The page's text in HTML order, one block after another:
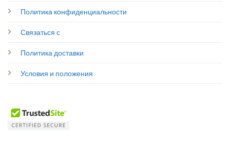
Политика конфиденциальности
Связаться с
Политика доставки
Условия и положения